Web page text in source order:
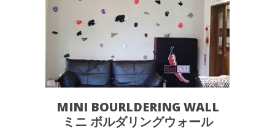
MINI BOURLDERING WALL
ミニ ボルダリングウォール